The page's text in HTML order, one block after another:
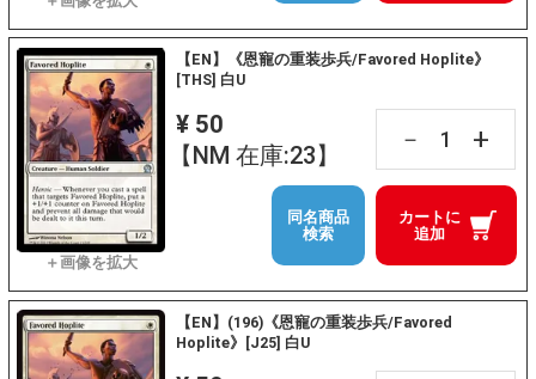
【EN】《恩寵の重装歩兵/Favored Hoplite》
[THS] 白U
¥ 50
【NM 在庫:23】
－ +
カートに
追加
同名商品
検索
【EN】(196)《恩寵の重装歩兵/Favored
Hoplite》[J25] 白U